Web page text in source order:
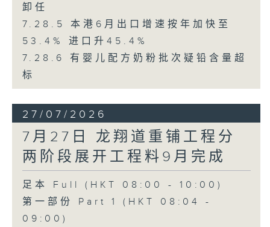
卸任
7.28.5 本港6月出口增速按年加快至
53.4% 进口升45.4%
7.28.6 有婴儿配方奶粉批次疑铅含量超
标
27/07/2026
7月27日 龙翔道重铺工程分
两阶段展开工程料9月完成
足本 Full (HKT 08:00 - 10:00)
第一部份 Part 1 (HKT 08:04 -
09:00)